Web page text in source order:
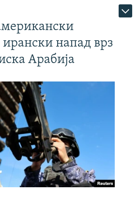
напад врз
Арабија